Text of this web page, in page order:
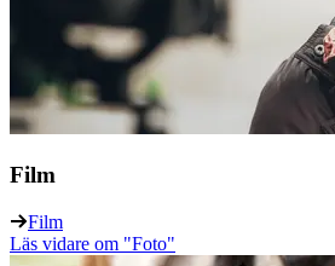
Film
Film
Läs vidare om "Foto"